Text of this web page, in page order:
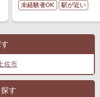
未経験者OK 駅が近い
佐市
す